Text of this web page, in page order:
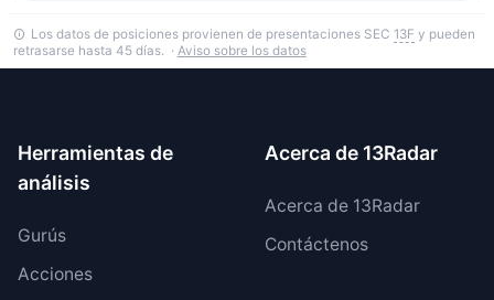
Los datos de posiciones provienen de presentaciones SEC 13F y pueden
retrasarse hasta 45 días. · Aviso sobre los datos
Herramientas de
análisis
Gurús
Acciones
Acerca de 13Radar
Acerca de 13Radar
Contáctenos